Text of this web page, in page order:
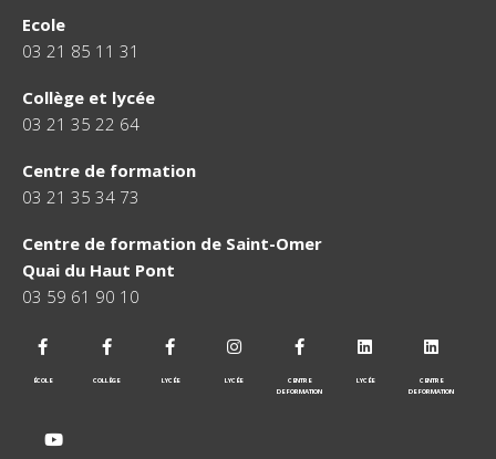
Ecole
03 21 85 11 31
Collège et lycée
03 21 35 22 64
Centre de formation
03 21 35 34 73
Centre de formation de Saint-Omer
Quai du Haut Pont
03 59 61 90 10
ÉCOLE COLLÈGE LYCÉE LYCÉE
CENTRE
DE FORMATION
LYCÉE
CENTRE
DE FORMATION